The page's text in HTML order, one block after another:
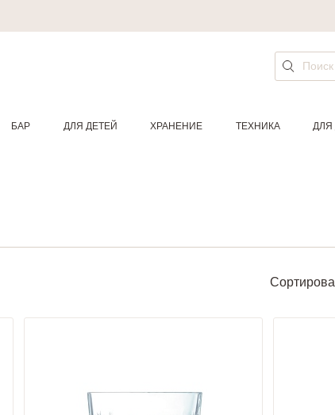
БАР ДЛЯ ДЕТЕЙ ХРАНЕНИЕ ТЕХНИКА ДЛЯ